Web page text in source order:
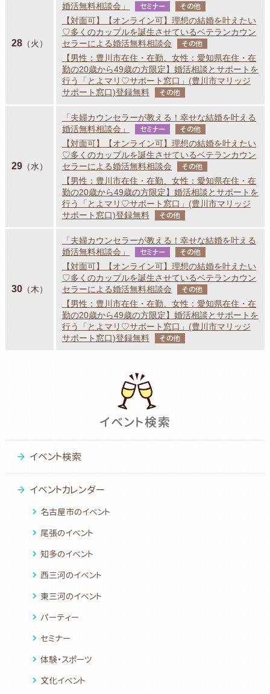
28（火）
婚活無料相談会」 セミナー その他
【対面可】【オンライン可】理想の結婚を叶えたい
♡多くのカップルを誕生させているベテランカウン
セラーによる婚活無料相談会
その他
【男性：豊川市在住・在勤、女性：愛知県在住・在
勤の20歳から49歳の方限定】婚活相談とサポートを
行う「とよマリ♡サポート窓口」(豊川市マリッジ
サポート窓口)登録無料
その他
29（水）
「夫婦カウンセラーが教える！幸せな結婚を叶える
婚活無料相談会」
セミナー その他
【対面可】【オンライン可】理想の結婚を叶えたい
♡多くのカップルを誕生させているベテランカウン
セラーによる婚活無料相談会
その他
【男性：豊川市在住・在勤、女性：愛知県在住・在
勤の20歳から49歳の方限定】婚活相談とサポートを
行う「とよマリ♡サポート窓口」(豊川市マリッジ
サポート窓口)登録無料
その他
30（木）
「夫婦カウンセラーが教える！幸せな結婚を叶える
婚活無料相談会」
セミナー その他
【対面可】【オンライン可】理想の結婚を叶えたい
♡多くのカップルを誕生させているベテランカウン
セラーによる婚活無料相談会
その他
【男性：豊川市在住・在勤、女性：愛知県在住・在
勤の20歳から49歳の方限定】婚活相談とサポートを
行う「とよマリ♡サポート窓口」(豊川市マリッジ
サポート窓口)登録無料
その他
イベント検索
イベントカレンダー
名古屋市のイベント
尾張のイベント
知多のイベント
西三河のイベント
東三河のイベント
パーティー
セミナー
体験・スポーツ
文化イベント